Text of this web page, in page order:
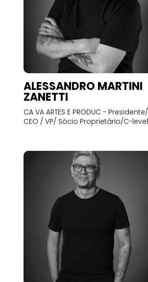
ALESSANDRO MARTINI
ZANETTI
CA VA ARTES E PRODUC - Presidente/
CEO / VP/ Sócio Proprietário/C-level